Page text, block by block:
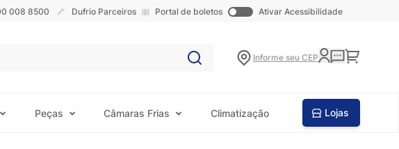
008 8500 Dufrio Parceiros Portal de boletos Ativar Acessibilidade
Informe seu CEP Carrinho
Peças Câmaras Frias Climatização Lojas